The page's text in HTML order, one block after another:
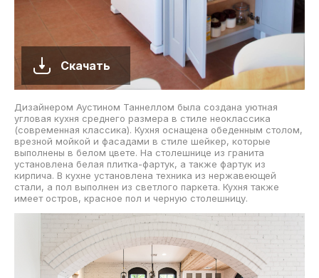
Скачать
Дизайнером Аустином Таннеллом была создана уютная
угловая кухня среднего размера в стиле неоклассика
(современная классика). Кухня оснащена обеденным столом,
врезной мойкой и фасадами в стиле шейкер, которые
выполнены в белом цвете. На столешнице из гранита
установлена белая плитка-фартук, а также фартук из
кирпича. В кухне установлена техника из нержавеющей
стали, а пол выполнен из светлого паркета. Кухня также
имеет остров, красное пол и черную столешницу.